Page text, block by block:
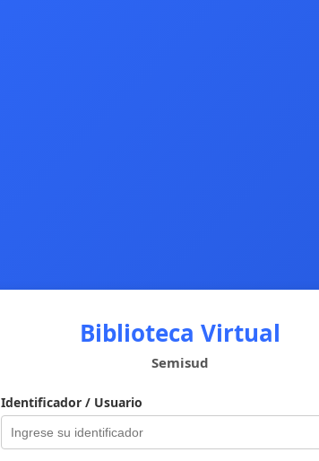
Biblioteca Virtual
Semisud
Identificador / Usuario